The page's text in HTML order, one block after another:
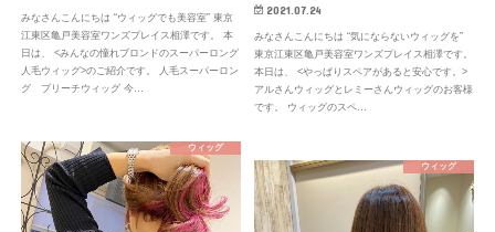
みなさんこんにちは “ウィッグでも美容室” 東京
江東区亀戸美容室ワンズプレイス相澤です。 本
日は、 <みんなの憧れブロンドのスーパーロング
人毛ウィッグ>のご紹介です。 人毛スーパーロン
グ ブリーチウィッグ 今…
2021.07.24
みなさんこんにちは “気にならないウィッグを”
東京江東区亀戸美容室ワンズプレイス相澤です。
本日は、 <やっぱりスペアがあると安心です。>
アルさんウィッグとレミーさんウィッグのお客様
です。 ウィッグのスペ…
ウィッグ
ウィッグ